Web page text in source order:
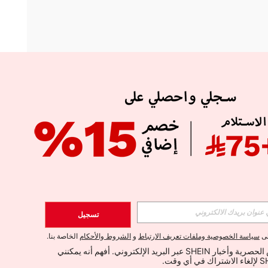
APP
الإشتراك
اشتراك
تسجيل
سياسة الخصوصية وملفات تعريف الارتباط و الشروط والأحكام الخاصة بنا.
أود تلقي العروض الحصرية وأخبار SHEIN عبر البريد الإلكتروني. أفهم أنه يمكنني